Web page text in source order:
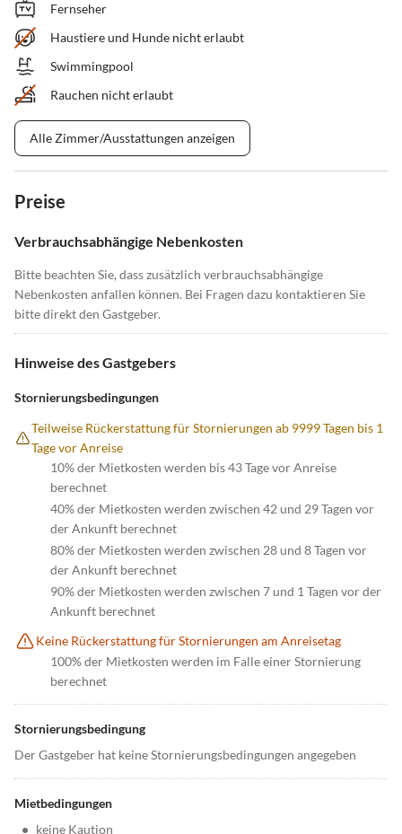
Fernseher
Haustiere und Hunde nicht erlaubt
Swimmingpool
Rauchen nicht erlaubt
Alle Zimmer/Ausstattungen anzeigen
Preise
Verbrauchsabhängige Nebenkosten
Bitte beachten Sie, dass zusätzlich verbrauchsabhängige
Nebenkosten anfallen können. Bei Fragen dazu kontaktieren Sie
bitte direkt den Gastgeber.
Hinweise des Gastgebers
Stornierungsbedingungen
Teilweise Rückerstattung für Stornierungen ab 9999 Tagen bis 1
Tage vor Anreise
10% der Mietkosten werden bis 43 Tage vor Anreise
berechnet
40% der Mietkosten werden zwischen 42 und 29 Tagen vor
der Ankunft berechnet
80% der Mietkosten werden zwischen 28 und 8 Tagen vor
der Ankunft berechnet
90% der Mietkosten werden zwischen 7 und 1 Tagen vor der
Ankunft berechnet
Keine Rückerstattung für Stornierungen am Anreisetag
100% der Mietkosten werden im Falle einer Stornierung
berechnet
Stornierungsbedingung
Der Gastgeber hat keine Stornierungsbedingungen angegeben
Mietbedingungen
• keine Kaution